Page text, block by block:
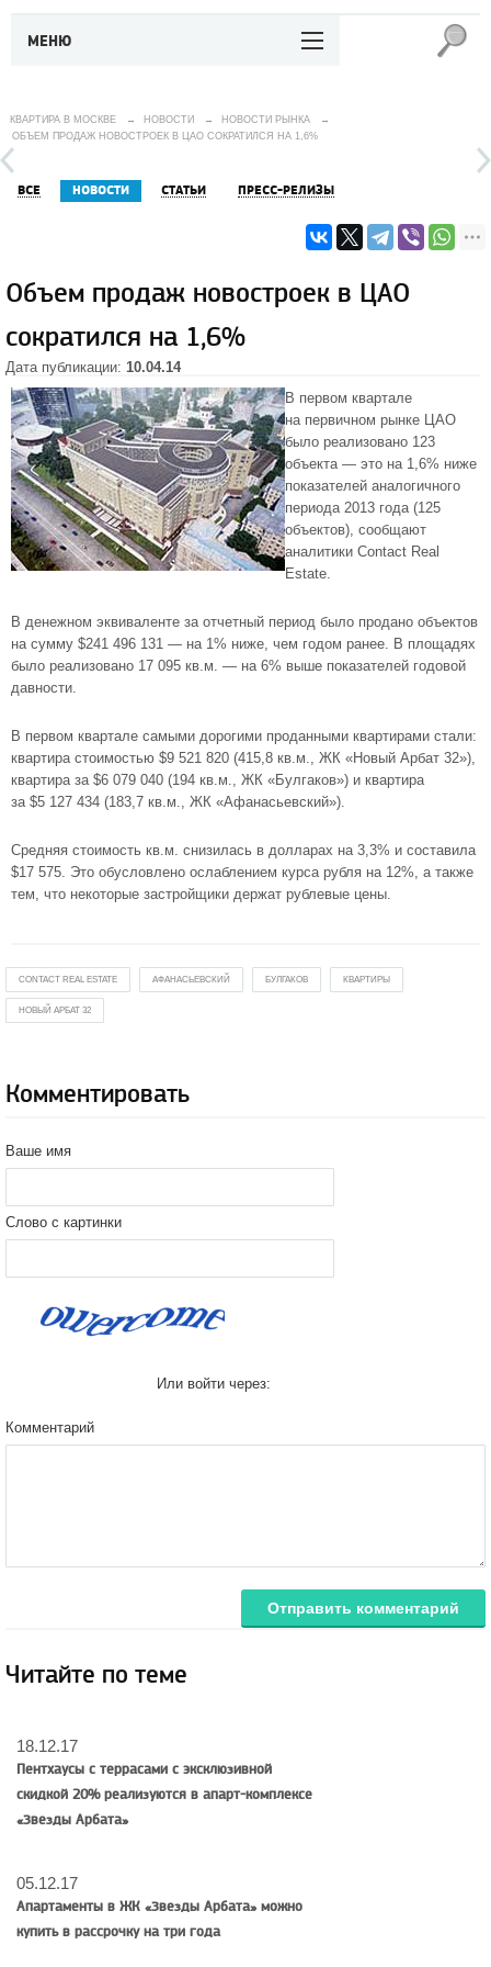
МЕНЮ
КВАРТИРА В МОСКВЕ → НОВОСТИ → НОВОСТИ РЫНКА
→
ОБЪЕМ ПРОДАЖ НОВОСТРОЕК В ЦАО СОКРАТИЛСЯ НА 1,6%
ВСЕ НОВОСТИ СТАТЬИ ПРЕСС-РЕЛИЗЫ
Объем продаж новостроек в ЦАО
сократился на 1,6%
Дата публикации: 10.04.14
В первом квартале
на первичном рынке ЦАО
было реализовано 123
объекта — это на 1,6% ниже
показателей аналогичного
периода 2013 года (125
объектов), сообщают
аналитики Contact Real
Estate.
В денежном эквиваленте за отчетный период было продано объектов
на сумму $241 496 131 — на 1% ниже, чем годом ранее. В площадях
было реализовано 17 095 кв.м. — на 6% выше показателей годовой
давности.
В первом квартале самыми дорогими проданными квартирами стали:
квартира стоимостью $9 521 820 (415,8 кв.м., ЖК «Новый Арбат 32»),
квартира за $6 079 040 (194 кв.м., ЖК «Булгаков») и квартира
за $5 127 434 (183,7 кв.м., ЖК «Афанасьевский»).
Средняя стоимость кв.м. снизилась в долларах на 3,3% и составила
$17 575. Это обусловлено ослаблением курса рубля на 12%, а также
тем, что некоторые застройщики держат рублевые цены.
CONTACT REAL ESTATE АФАНАСЬЕВСКИЙ БУЛГАКОВ КВАРТИРЫ
НОВЫЙ АРБАТ 32
Комментировать
Ваше имя
Слово с картинки
Или войти через:
Комментарий
Отправить комментарий
Читайте по теме
18.12.17
Пентхаусы с террасами с эксклюзивной
скидкой 20% реализуются в апарт-комплексе
«Звезды Арбата»
05.12.17
Апартаменты в ЖК «Звезды Арбата» можно
купить в рассрочку на три года